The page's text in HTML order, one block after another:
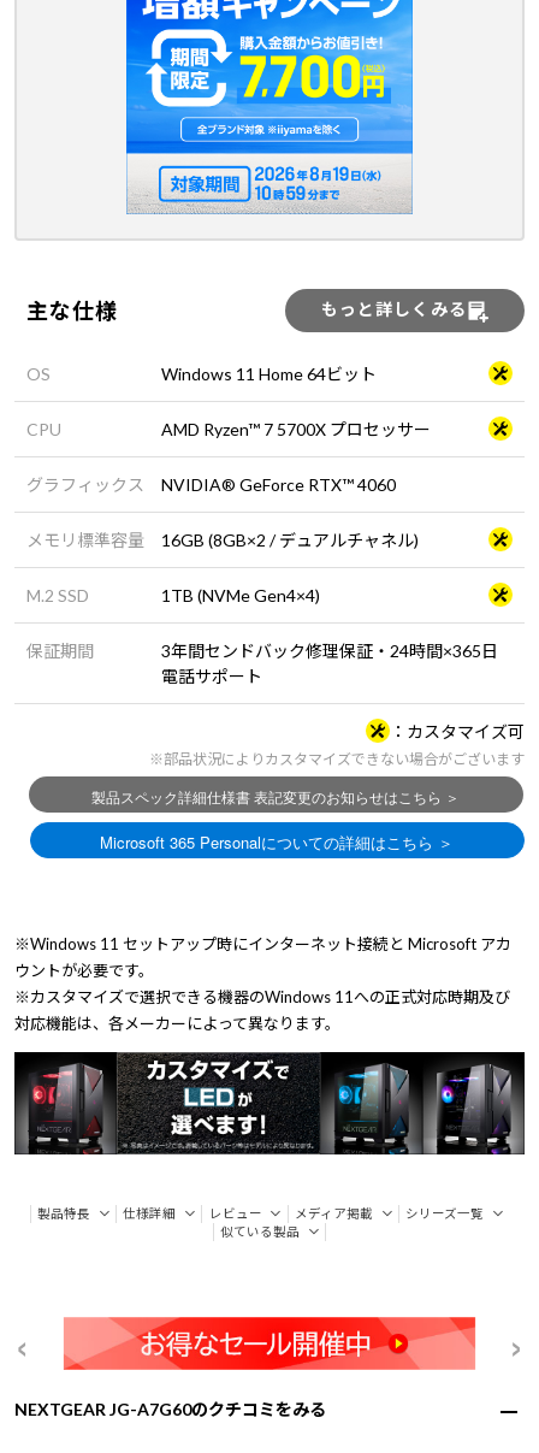
主な仕様 もっと詳しくみる
OS Windows 11 Home 64ビット
CPU AMD Ryzen™ 7 5700X プロセッサー
グラフィックス NVIDIA® GeForce RTX™ 4060
メモリ標準容量 16GB (8GB×2 / デュアルチャネル)
M.2 SSD 1TB (NVMe Gen4×4)
保証期間
3年間センドバック修理保証・24時間×365日
電話サポート
カスタマイズ可
※部品状況によりカスタマイズできない場合がございます
※Windows 11 セットアップ時にインターネット接続と Microsoft アカ
ウントが必要です。
※カスタマイズで選択できる機器のWindows 11への正式対応時期及び
対応機能は、各メーカーによって異なります。
製品特長 仕様詳細 レビュー メディア掲載
シリーズ一覧
似ている製品
NEXTGEAR JG-A7G60のクチコミをみる